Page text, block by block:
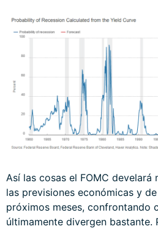
Así las cosas el FOMC develará
las previsiones económicas y
próximos meses, confrontando
últimamente divergen bastante.